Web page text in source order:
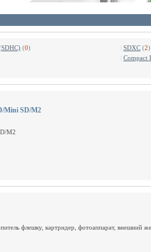
(0) SDXC (2)
Compact
Mini SD/M2
M2
флешку, картридер, фотоаппарат, внешний